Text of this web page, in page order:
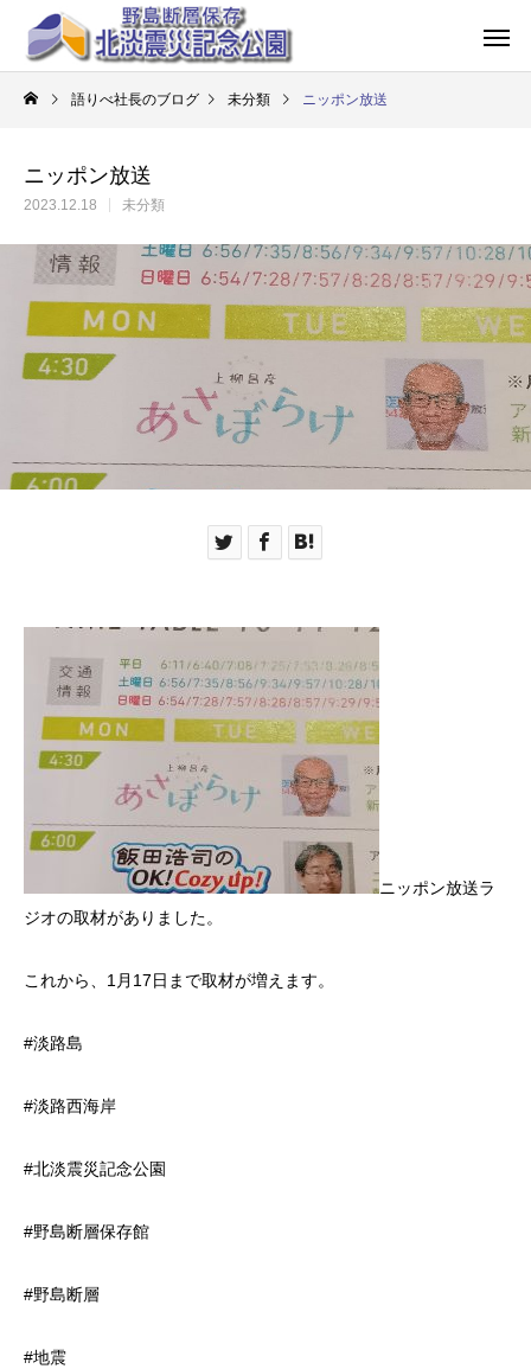
語りべ社長のブログ 未分類 ニッポン放送
ニッポン放送
2023.12.18 未分類
ニッポン放送ラ
ジオの取材がありました。
これから、1月17日まで取材が増えます。
#淡路島
#淡路西海岸
#北淡震災記念公園
#野島断層保存館
#野島断層
#地震